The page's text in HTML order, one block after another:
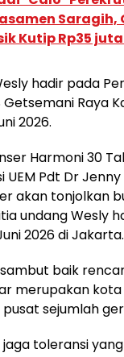
Saragih,
Kutip Rp35
hadir pada
Getsemani Raya
2026.
Harmoni 30
UEM Pdt Dr
akan tonjolkan
undang Wesly
2026 di Jakarta.
baik
merupakan
sejumlah
jaga toleransi